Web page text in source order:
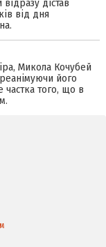
дістав
від дня
Микола Кочубей
його
частка того, що в